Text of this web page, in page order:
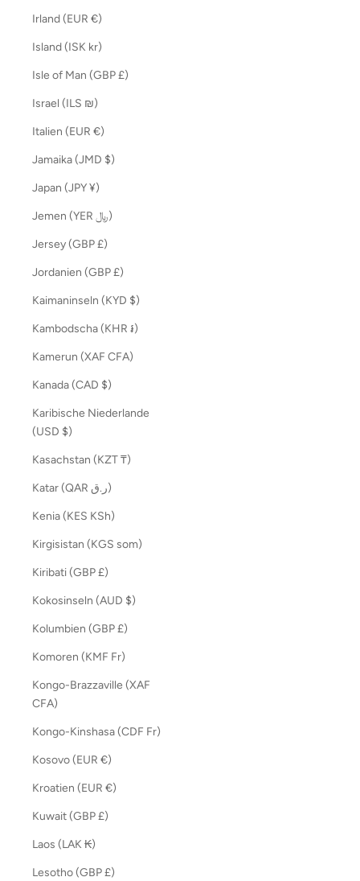
Irland (EUR €)
Island (ISK kr)
Isle of Man (GBP £)
Israel (ILS ₪)
Italien (EUR €)
Jamaika (JMD $)
Japan (JPY ¥)
Jemen (YER ﷼)
Jersey (GBP £)
Jordanien (GBP £)
Kaimaninseln (KYD $)
Kambodscha (KHR ៛)
Kamerun (XAF CFA)
Kanada (CAD $)
Karibische Niederlande
(USD $)
Kasachstan (KZT ₸)
Katar (QAR ر.ق)
Kenia (KES KSh)
Kirgisistan (KGS som)
Kiribati (GBP £)
Kokosinseln (AUD $)
Kolumbien (GBP £)
Komoren (KMF Fr)
Kongo-Brazzaville (XAF
CFA)
Kongo-Kinshasa (CDF Fr)
Kosovo (EUR €)
Kroatien (EUR €)
Kuwait (GBP £)
Laos (LAK ₭)
Lesotho (GBP £)